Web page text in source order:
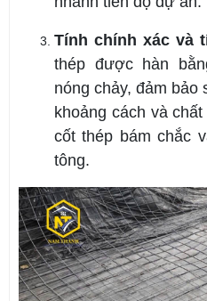
Tính chính xác và
thép được hàn
nóng chảy, đảm bảo
khoảng cách và
cốt thép bám chắc
tông.